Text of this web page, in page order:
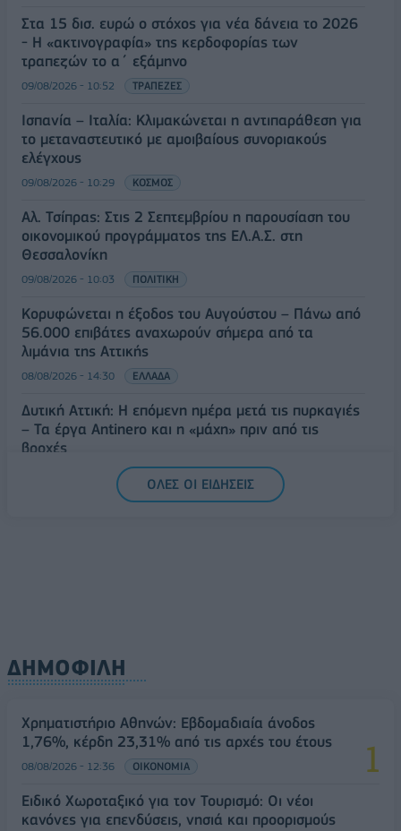
Στα 15 δισ. ευρώ ο στόχος για νέα δάνεια το 2026
- Η «ακτινογραφία» της κερδοφορίας των
τραπεζών το α΄ εξάμηνο
09/08/2026 - 10:52 ΤΡΑΠΕΖΕΣ
Ισπανία – Ιταλία: Κλιμακώνεται η αντιπαράθεση για
το μεταναστευτικό με αμοιβαίους συνοριακούς
ελέγχους
09/08/2026 - 10:29 ΚΟΣΜΟΣ
Αλ. Τσίπρας: Στις 2 Σεπτεμβρίου η παρουσίαση του
οικονομικού προγράμματος της ΕΛ.Α.Σ. στη
Θεσσαλονίκη
09/08/2026 - 10:03 ΠΟΛΙΤΙΚΗ
Κορυφώνεται η έξοδος του Αυγούστου – Πάνω από
56.000 επιβάτες αναχωρούν σήμερα από τα
λιμάνια της Αττικής
08/08/2026 - 14:30 ΕΛΛΑΔΑ
Δυτική Αττική: Η επόμενη ημέρα μετά τις πυρκαγιές
– Τα έργα Antinero και η «μάχη» πριν από τις
βροχές
ΕΛΛΑΔΑ
Ειδικό Χωροταξικό για τον Τουρισμό: Οι νέοι
ΟΛΕΣ ΟΙ ΕΙΔΗΣΕΙΣ
ΔΗΜΟΦΙΛΗ
Χρηματιστήριο Αθηνών: Εβδομαδιαία άνοδος
1,76%, κέρδη 23,31% από τις αρχές του έτους
08/08/2026 - 12:36 ΟΙΚΟΝΟΜΙΑ
Ειδικό Χωροταξικό για τον Τουρισμό: Οι νέοι
κανόνες για επενδύσεις, νησιά και προορισμούς